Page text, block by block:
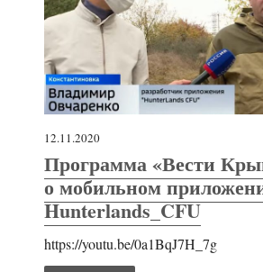
12.11.2020
Программа «Вести
о мобильном
Hunterlands_CFU
https://youtu.be/0a1BqJ7H_7g